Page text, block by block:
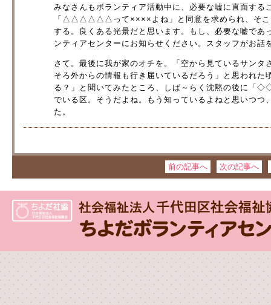
みなさんもボランティア活動中に、必要な嘘に直面す
「△△△△△△って××××よね」と同意を求められ、そこ
する。良くある光景だと思います。もし、必要な嘘で
ンティアセンターにお知らせください。スタッフがお話
さて。最後に我が家のオチを。「空から見ているサン
そろ外からの情報も行き届いているだろう」と思われ
る？」と聞いてみたところ、しば～らく沈黙の後に
でいる区。そうだよね。もう知っているよねと思いつ
た。
前の記事へ 次の記事へ